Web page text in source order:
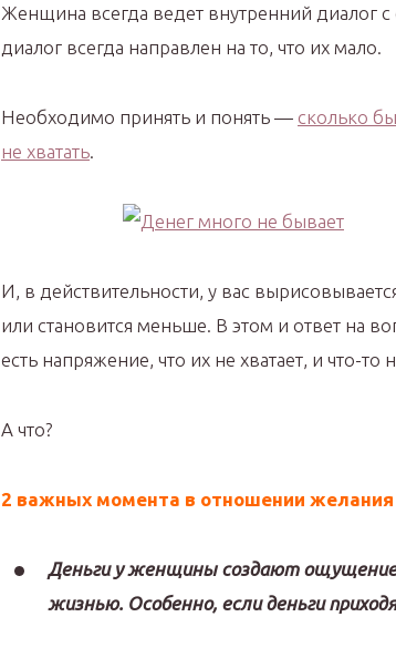
Женщина всегда ведет внутренний диалог
диалог всегда направлен на то, что их мало.
Необходимо принять и понять — сколько
не хватать
И, в действительности, у вас
или становится меньше. В этом и ответ на
есть напряжение, что их не хватает, и что-
А что?
2 важных момента в отношении
Деньги у женщины создают
жизнью. Особенно, если деньги